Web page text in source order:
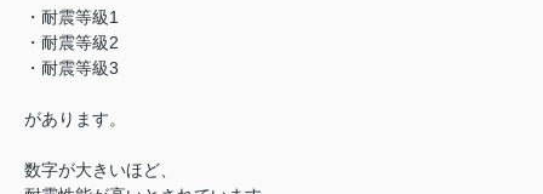
・耐震等級1
・耐震等級2
・耐震等級3
があります。
数字が大きいほど、